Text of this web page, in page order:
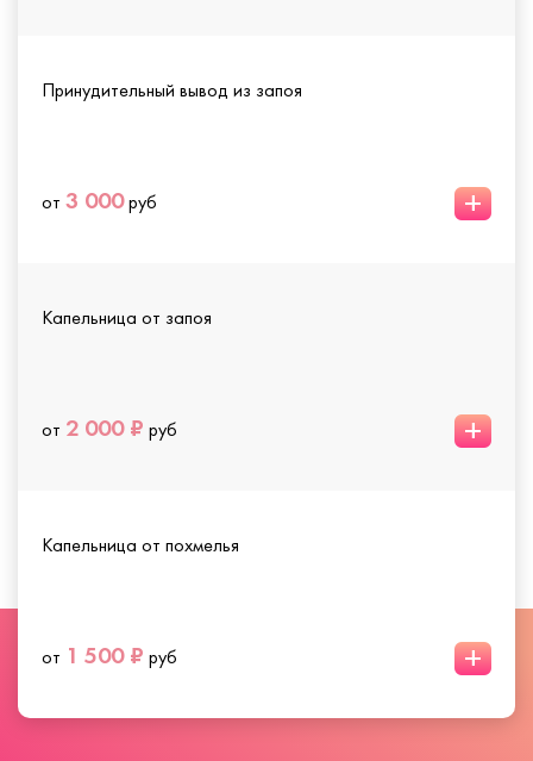
Принудительный вывод из запоя
от 3 000руб +
Капельница от запоя
от 2 000 ₽ руб +
Капельница от похмелья
от 1 500 ₽ руб +